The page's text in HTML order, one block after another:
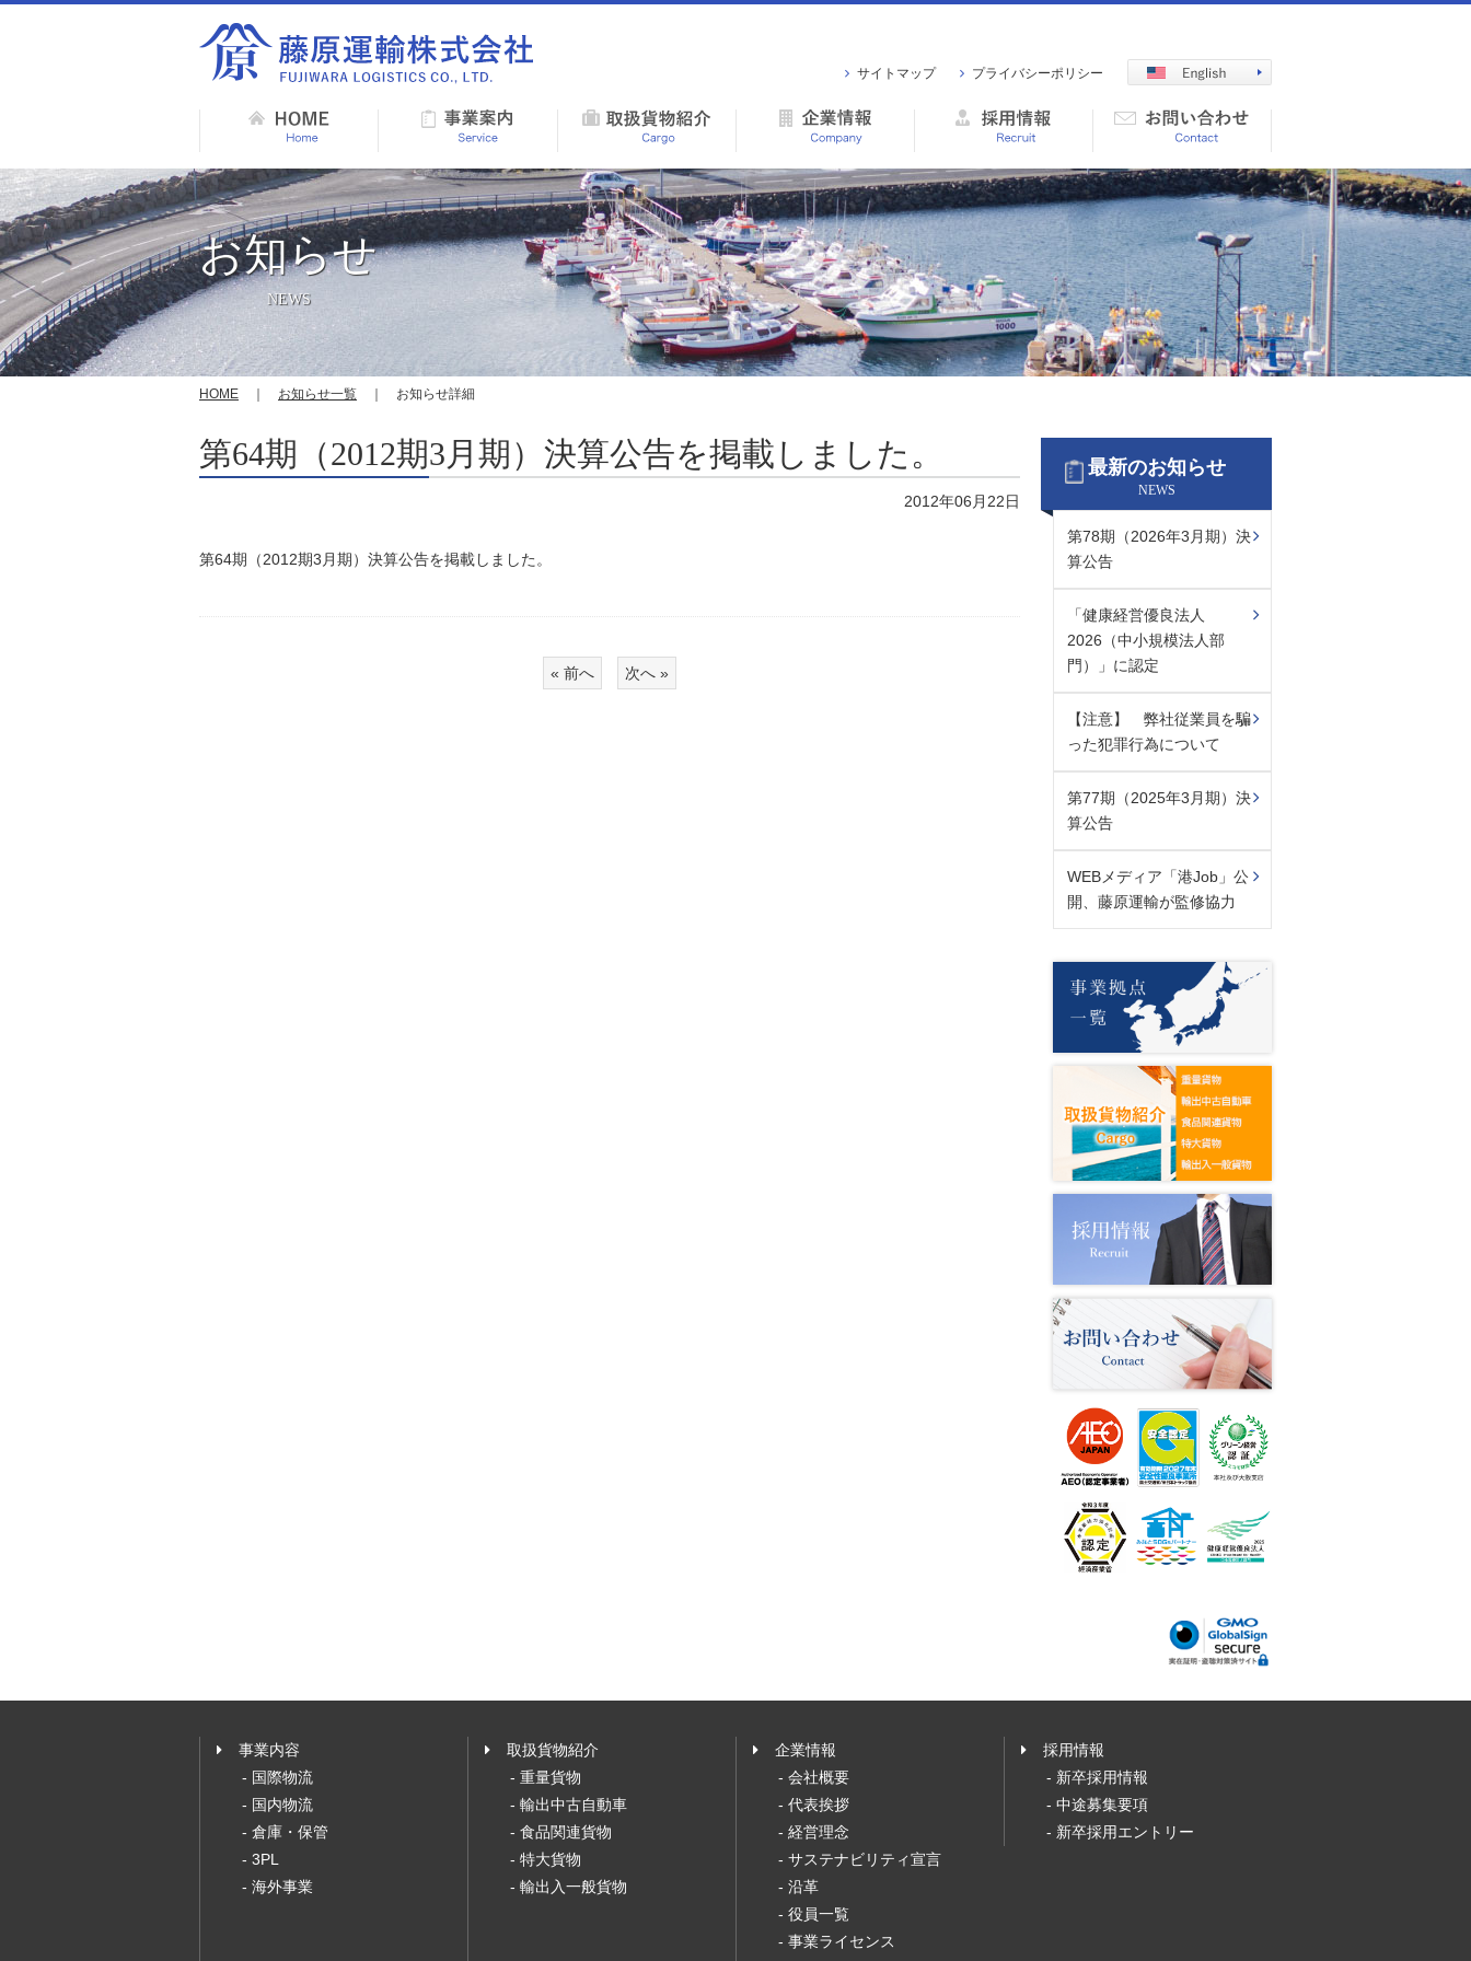
サイトマップ プライバシーポリシー
お知らせ
NEWS
HOME お知らせ一覧 ｜ お知らせ詳細
第64期（2012期3月期）決算公告を掲載しました。
2012年06月22日
第64期（2012期3月期）決算公告を掲載しました。
« 前へ 次へ »
最新のお知らせ
NEWS
第78期（2026年3月期）決
算公告
「健康経営優良法人
2026（中小規模法人部
門）」に認定
【注意】 弊社従業員を騙
った犯罪行為について
第77期（2025年3月期）決
算公告
WEBメディア「港Job」公
開、藤原運輸が監修協力
事業内容
- 国際物流
- 国内物流
- 倉庫・保管
- 3PL
- 海外事業
取扱貨物紹介
- 重量貨物
- 輸出中古自動車
- 食品関連貨物
- 特大貨物
- 輸出入一般貨物
企業情報
- 会社概要
- 代表挨拶
- 経営理念
- サステナビリティ宣言
- 沿革
- 役員一覧
- 事業ライセンス
採用情報
- 新卒採用情報
- 中途募集要項
- 新卒採用エントリー